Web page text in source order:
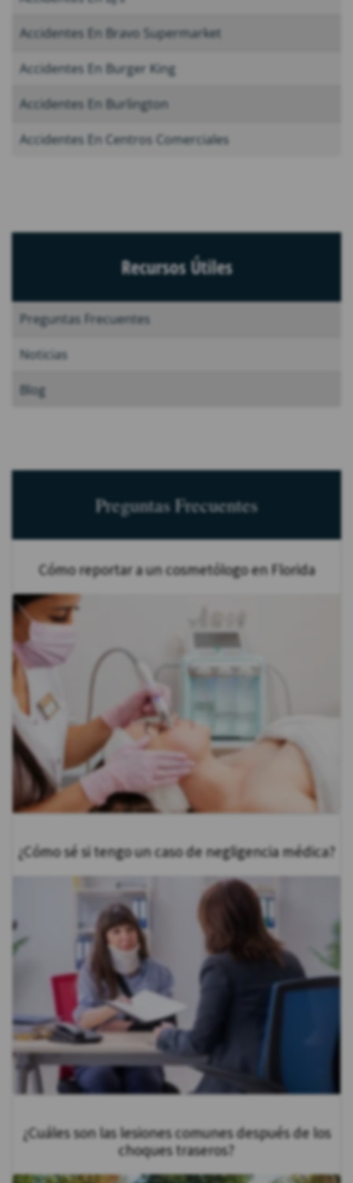
Accidentes En Bravo Supermarket
Accidentes En Burger King
Accidentes En Burlington
Accidentes En Centros Comerciales
Recursos Útiles
Preguntas Frecuentes
Noticias
Blog
Preguntas Frecuentes
Cómo reportar a un cosmetólogo en Florida
¿Cómo sé si tengo un caso de negligencia médica?
¿Cuáles son las lesiones comunes después de los
choques traseros?